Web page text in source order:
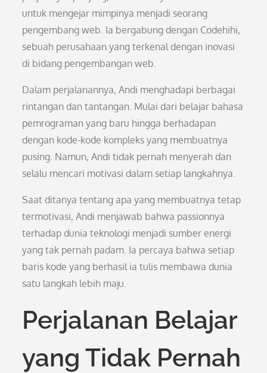
untuk mengejar mimpinya menjadi seorang
pengembang web. Ia bergabung dengan Codehihi,
sebuah perusahaan yang terkenal dengan inovasi
di bidang pengembangan web.
Dalam perjalanannya, Andi menghadapi berbagai
rintangan dan tantangan. Mulai dari belajar bahasa
pemrograman yang baru hingga berhadapan
dengan kode-kode kompleks yang membuatnya
pusing. Namun, Andi tidak pernah menyerah dan
selalu mencari motivasi dalam setiap langkahnya.
Saat ditanya tentang apa yang membuatnya tetap
termotivasi, Andi menjawab bahwa passionnya
terhadap dunia teknologi menjadi sumber energi
yang tak pernah padam. Ia percaya bahwa setiap
baris kode yang berhasil ia tulis membawa dunia
satu langkah lebih maju.
Perjalanan Belajar
yang Tidak Pernah